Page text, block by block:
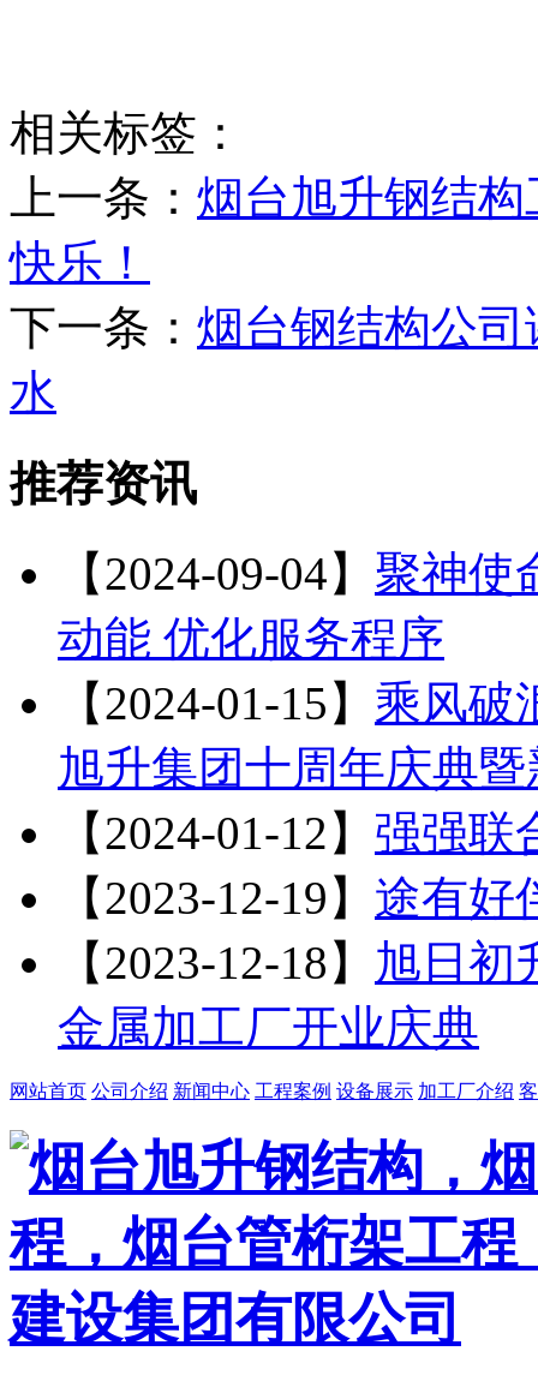
相关标签：
上一条： 烟台旭升钢结
快乐！
下一条： 烟台钢结构公
水
推荐资讯
【2024-09-04】 聚神使
动能 优化服务程序
【2024-01-15】 乘风破
旭升集团十周年庆典
【2024-01-12】 强强联
【2023-12-19】 途有好
【2023-12-18】 旭日初
金属加工厂开业庆典
网站首页 公司介绍 新闻中心 工程案例 设备展示 加工厂介绍